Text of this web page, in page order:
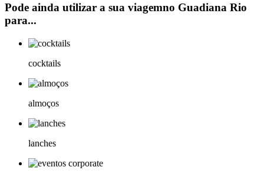
Pode ainda utilizar a sua viagemno Guadiana Rio
para...
cocktails
almoços
lanches